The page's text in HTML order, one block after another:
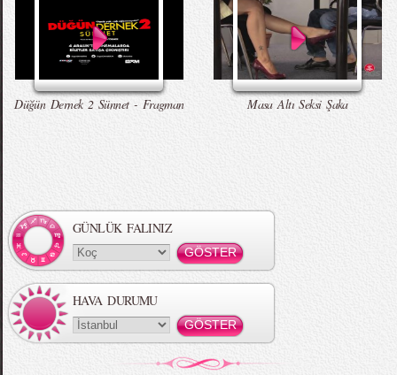
Düğün Dernek 2 Sünnet - Fragman Masa Altı Seksi Şaka
GÜNLÜK FALINIZ
HAVA DURUMU